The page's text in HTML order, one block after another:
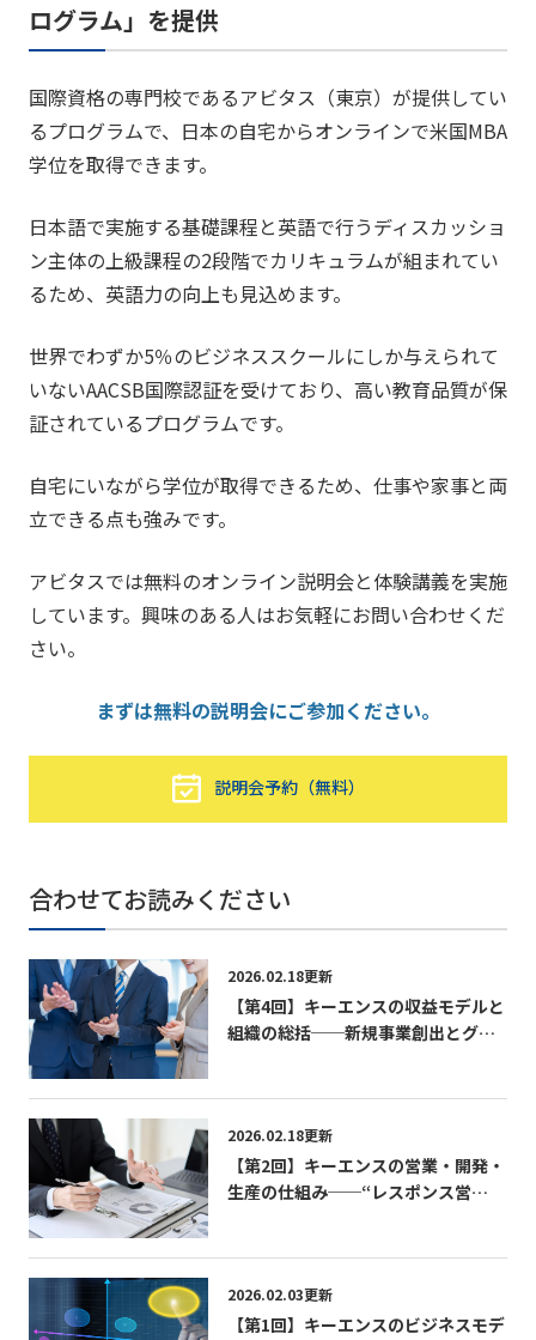
ログラム」を提供
国際資格の専門校であるアビタス（東京）が提供してい
るプログラムで、日本の自宅からオンラインで米国MBA
学位を取得できます。
日本語で実施する基礎課程と英語で行うディスカッショ
ン主体の上級課程の2段階でカリキュラムが組まれてい
るため、英語力の向上も見込めます。
世界でわずか5％のビジネススクールにしか与えられて
いないAACSB国際認証を受けており、高い教育品質が保
証されているプログラムです。
自宅にいながら学位が取得できるため、仕事や家事と両
立できる点も強みです。
アビタスでは無料のオンライン説明会と体験講義を実施
しています。興味のある人はお気軽にお問い合わせくだ
さい。
まずは無料の説明会にご参加ください。
説明会予約（無料）
合わせてお読みください
2026.02.18更新
【第4回】キーエンスの収益モデルと
組織の総括──新規事業創出とグロ
2026.02.18更新
【第2回】キーエンスの営業・開発・
生産の仕組み──“レスポンス営
2026.02.03更新
【第1回】キーエンスのビジネスモデ